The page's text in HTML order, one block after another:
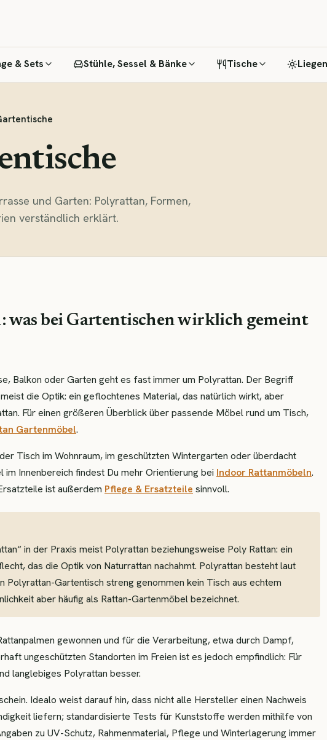
& Sets Stühle, Sessel & Bänke Tische
und Garten: Polyrattan, Formen,
verständlich erklärt.
was bei Gartentischen wirklich gemeint
Balkon oder Garten geht es fast immer um Polyrattan. Der Begriff
die Optik: ein geflochtenes Material, das natürlich wirkt, aber
Für einen größeren Überblick über passende Möbel rund um Tisch,
Gartenmöbel.
Tisch im Wohnraum, im geschützten Wintergarten oder überdacht
Innenbereich findest Du mehr Orientierung bei Indoor Rattanmöbeln.
ist außerdem Pflege & Ersatzteile sinnvoll.
in der Praxis meist Polyrattan beziehungsweise Poly Rattan: ein
das die Optik von Naturrattan nachahmt. Polyrattan besteht laut
Polyrattan-Gartentisch streng genommen kein Tisch aus echtem
aber häufig als Rattan-Gartenmöbel bezeichnet.
gewonnen und für die Verarbeitung, etwa durch Dampf,
ungeschützten Standorten im Freien ist es jedoch empfindlich: Für
langlebiges Polyrattan besser.
Idealo weist darauf hin, dass nicht alle Hersteller einen Nachweis
liefern; standardisierte Tests für Kunststoffe werden mithilfe von
zu UV-Schutz, Rahmenmaterial, Pflege und Winterlagerung immer